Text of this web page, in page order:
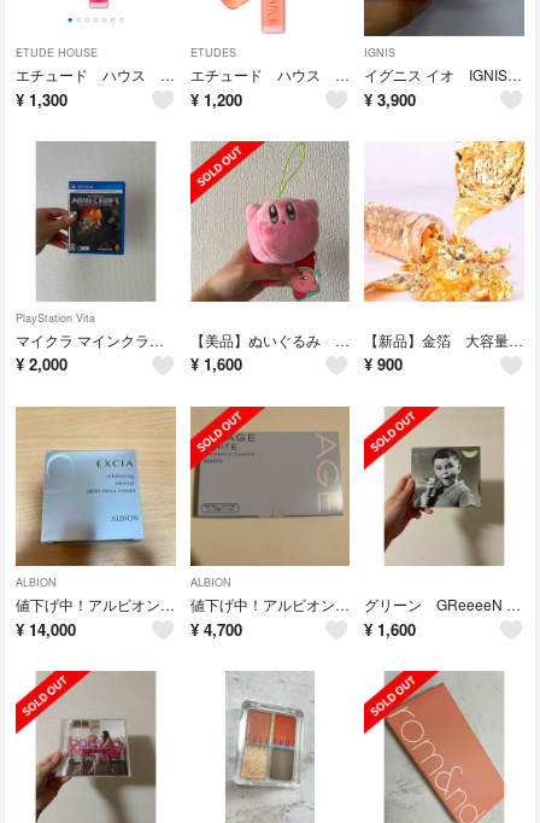
ETUDE HOUSE
エチュード ハウス グロウフィッシング ティント チリングレッド
¥ 1,300
ETUDES
エチュード ハウス グロウフィッシング ティント ピュアコーラル 01
¥ 1,200
IGNIS
イグニス イオ IGNIS io リフレッシング ピューレ 80g
¥ 3,900
PlayStation Vita
マイクラ マインクラフトPlayStation Vita PS Vita
¥ 2,000
【美品】ぬいぐるみ 星のカービー カービー カービィ ほしのかーびー
¥ 1,600
【新品】金箔 大容量 きんぱく 飾り ヘア オシャレ アクセサリー ファッション
¥ 900
ALBION
値下げ中！アルビオンエクシアホワイトニングエターナルステムノーヴァクリーム
¥ 14,000
ALBION
値下げ中！アルビオンエクサージュホワイトホワイトニングVCチャージャー
¥ 4,700
グリーン GReeeeN 塩コショウ 遥か 歩み STORY 刹那 扉 父母唄
¥ 1,600